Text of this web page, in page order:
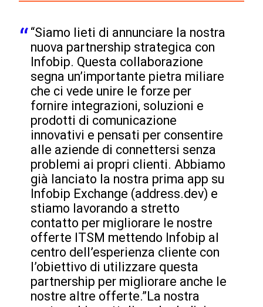
“Siamo lieti di annunciare la nostra
nuova partnership strategica con
Infobip. Questa collaborazione
segna un’importante pietra miliare
che ci vede unire le forze per
fornire integrazioni, soluzioni e
prodotti di comunicazione
innovativi e pensati per consentire
alle aziende di connettersi senza
problemi ai propri clienti. Abbiamo
già lanciato la nostra prima app su
Infobip Exchange (address.dev) e
stiamo lavorando a stretto
contatto per migliorare le nostre
offerte ITSM mettendo Infobip al
centro dell’esperienza cliente con
l’obiettivo di utilizzare questa
partnership per migliorare anche le
nostre altre offerte.”La nostra